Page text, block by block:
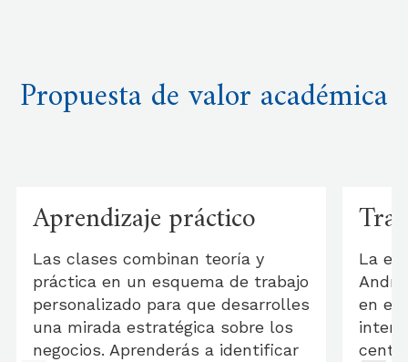
Propuesta de valor académica
Aprendizaje práctico
Las clases combinan teoría y
práctica en un esquema de trabajo
personalizado para que desarrolles
una mirada estratégica sobre los
negocios. Aprenderás a identificar
La
en